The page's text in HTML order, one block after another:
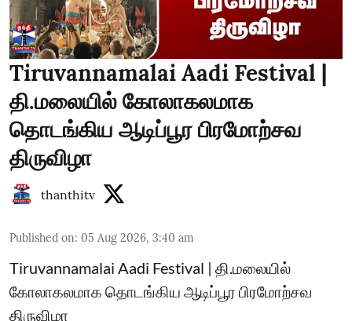
Tiruvannamalai Aadi Festival |
தி.மலையில் கோலாகலமாக
தொடங்கிய ஆடிப்பூர பிரமோற்சவ
திருவிழா
thanthitv
Published on: 05 Aug 2026, 3:40 am
Tiruvannamalai Aadi Festival | தி.மலையில்
கோலாகலமாக தொடங்கிய ஆடிப்பூர பிரமோற்சவ
திருவிழா